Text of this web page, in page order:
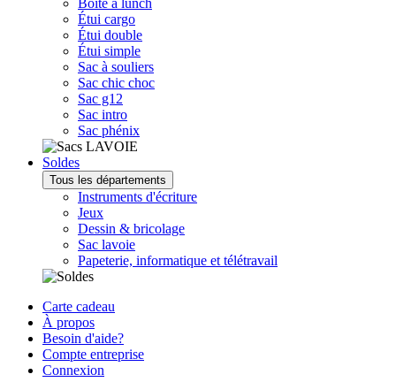
Boîte à lunch
Étui cargo
Étui double
Étui simple
Sac à souliers
Sac chic choc
Sac g12
Sac intro
Sac phénix
Soldes
Tous les départements
Instruments d'écriture
Jeux
Dessin & bricolage
Sac lavoie
Papeterie, informatique et télétravail
Carte cadeau
À propos
Besoin d'aide?
Compte entreprise
Connexion